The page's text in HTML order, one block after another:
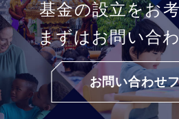
基金の設立をお
まずはお問い合
お問い合わせ